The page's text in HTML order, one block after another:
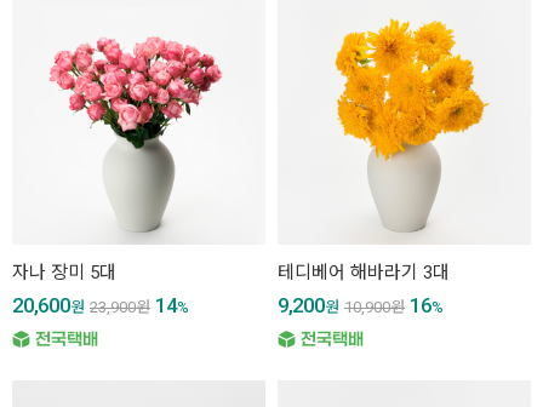
자나 장미 5대
20,600원 23,900원 14%
테디베어 해바라기 3대
9,200원 10,900원 16%